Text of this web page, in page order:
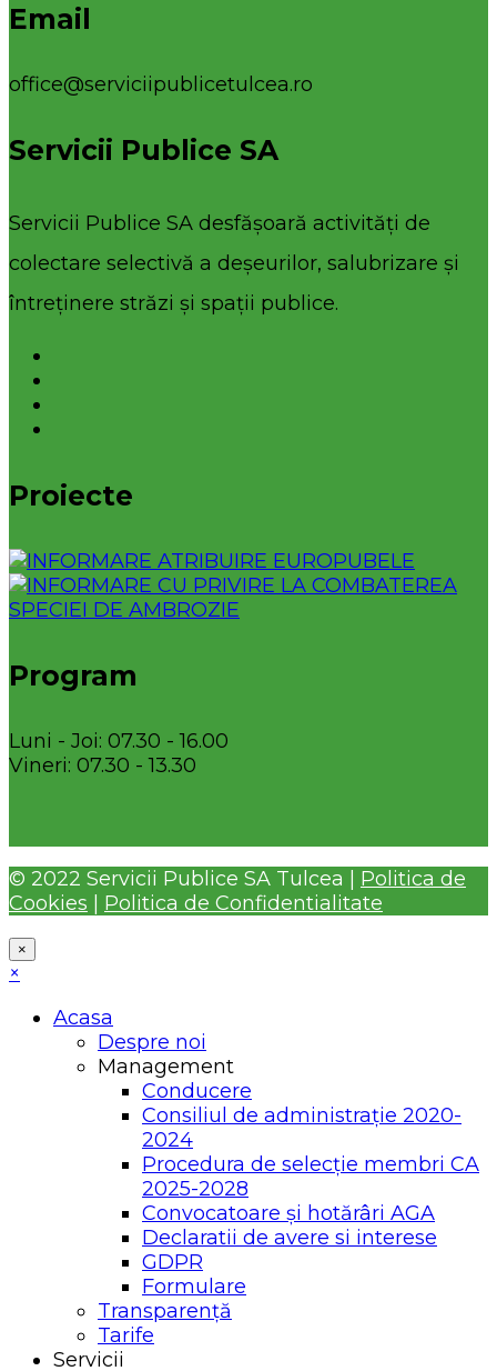
Email
office@serviciipublicetulcea.ro
Servicii Publice SA
Servicii Publice SA desfășoară activități de
colectare selectivă a deșeurilor, salubrizare și
întreținere străzi și spații publice.
Proiecte
Program
Luni - Joi: 07.30 - 16.00
Vineri: 07.30 - 13.30
© 2022 Servicii Publice SA Tulcea | Politica de
Cookies
Politica de Confidentialitate
×
×
Acasa
Despre noi
Management
Conducere
Consiliul de administrație 2020-
2024
Procedura de selecție membri CA
2025-2028
Convocatoare și hotărâri AGA
Declaratii de avere si interese
GDPR
Formulare
Transparență
Tarife
Servicii